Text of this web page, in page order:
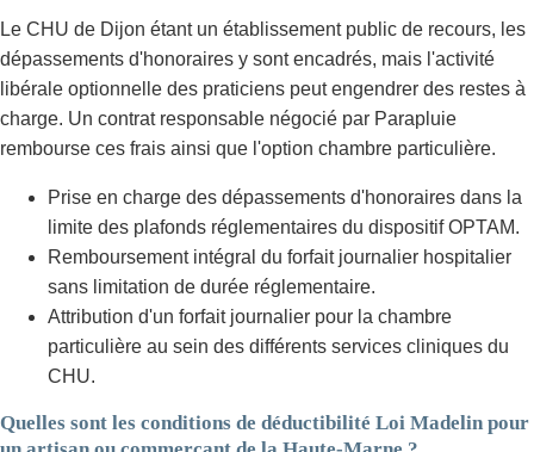
Le CHU de Dijon étant un établissement public de recours, les
dépassements d'honoraires y sont encadrés, mais l'activité
libérale optionnelle des praticiens peut engendrer des restes à
charge. Un contrat responsable négocié par Parapluie
rembourse ces frais ainsi que l'option chambre particulière.
Prise en charge des dépassements d'honoraires dans la
limite des plafonds réglementaires du dispositif OPTAM.
Remboursement intégral du forfait journalier hospitalier
sans limitation de durée réglementaire.
Attribution d'un forfait journalier pour la chambre
particulière au sein des différents services cliniques du
CHU.
Quelles sont les conditions de déductibilité Loi Madelin pour